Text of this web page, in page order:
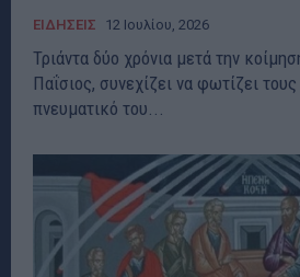
ΕΙΔΗΣΕΙΣ 12 Ιουλίου, 2026
Τριάντα δύο χρόνια μετά την
Παΐσιος, συνεχίζει να φωτίζει
πνευματικό του...